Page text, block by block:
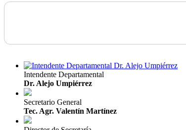
Intendente Departamental
Dr. Alejo Umpiérrez
Secretario General
Tec. Agr. Valentín Martínez